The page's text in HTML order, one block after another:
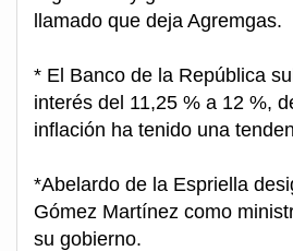
llamado que deja Agremgas.
* El Banco de la República
interés del 11,25 % a 12 %,
inflación ha tenido una
*Abelardo de la Espriella
Gómez Martínez como
su gobierno.